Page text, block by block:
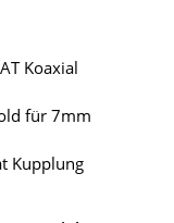
Koaxial
für 7mm
Kupplung